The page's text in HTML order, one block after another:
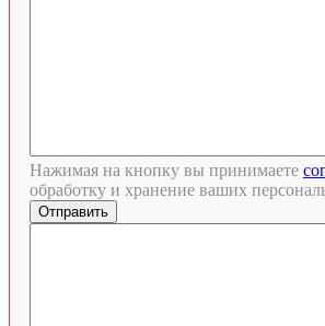
Нажимая на кнопку вы принимаете
обработку и хранение ваших